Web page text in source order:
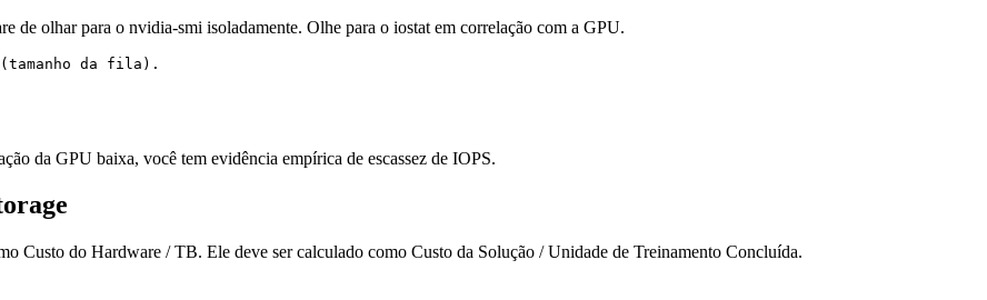
de olhar para o nvidia-smi isoladamente. Olhe para o iostat em correlação com a GPU.
(tamanho da fila).
da GPU baixa, você tem evidência empírica de escassez de IOPS.
Custo do Hardware / TB. Ele deve ser calculado como Custo da Solução / Unidade de Treinamento Concluída.